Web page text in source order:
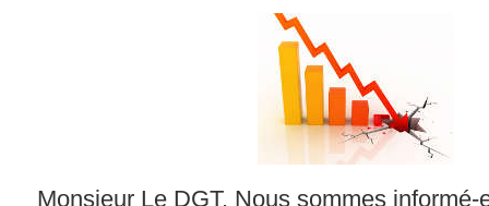
Monsieur Le DGT, Nous sommes informé-